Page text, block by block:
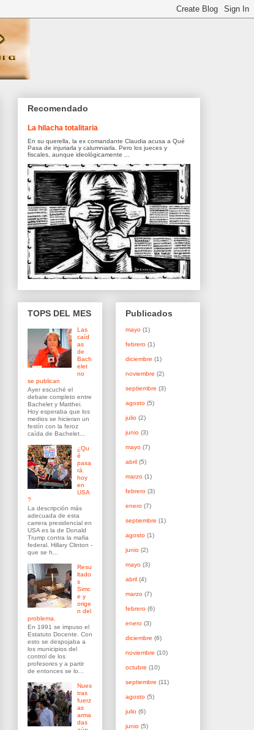
Recomendado
La hilacha totalitaria
En su querella, la ex comandante Claudia acusa a Qué
Pasa de injuriarla y calumniarla. Pero los jueces y
fiscales, aunque ideológicamente ...
TOPS DEL MES
Las
caíd
as
de
Bach
elet
no
se publican
Ayer escuché el
debate completo entre
Bachelet y Matthei.
Hoy esperaba que los
medios se hicieran un
festín con la feroz
caída de Bachelet...
¿Qu
é
pasa
rá
hoy
en
USA
?
La descripción más
adecuada de esta
carrera presidencial en
USA es la de Donald
Trump contra la mafia
federal. Hillary Clinton -
que se h...
Resu
ltado
s
Simc
e y
orige
n del
problema.
En 1991 se impuso el
Estatuto Docente. Con
esto se despojaba a
los municipios del
control de los
profesores y a partir
de entonces se lo...
Nues
tras
fuerz
as
arma
das
Publicados
mayo (1)
febrero (1)
diciembre (1)
noviembre (2)
septiembre (3)
agosto (5)
julio (2)
junio (3)
mayo (7)
abril (5)
marzo (1)
febrero (3)
enero (7)
septiembre (1)
agosto (1)
junio (2)
mayo (3)
abril (4)
marzo (7)
febrero (6)
enero (3)
diciembre (6)
noviembre (10)
octubre (10)
septiembre (11)
agosto (5)
julio (6)
junio (5)